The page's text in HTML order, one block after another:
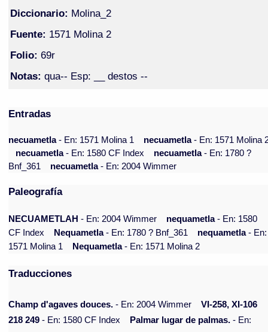
Diccionario: Molina_2
Fuente: 1571 Molina 2
Folio: 69r
Notas: qua-- Esp: __ destos --
Entradas
necuametla- En: 1571 Molina 1 necuametla- En: 1571 Molina
necuametla- En: 1580 CF Index necuametla- En: 1780 ?
Bnf_361
necuametla- En: 2004 Wimmer
Paleografía
NECUAMETLAH - En: 2004 Wimmer nequametla- En: 1580
CF Index
Nequametla- En: 1780 ? Bnf_361 nequametla- En:
1571 Molina 1
Nequametla- En: 1571 Molina 2
Traducciones
Champ d'agaves douces. - En: 2004 Wimmer
VI-258, XI-106
218 249 - En: 1580 CF Index Palmar lugar de palmas. - En: